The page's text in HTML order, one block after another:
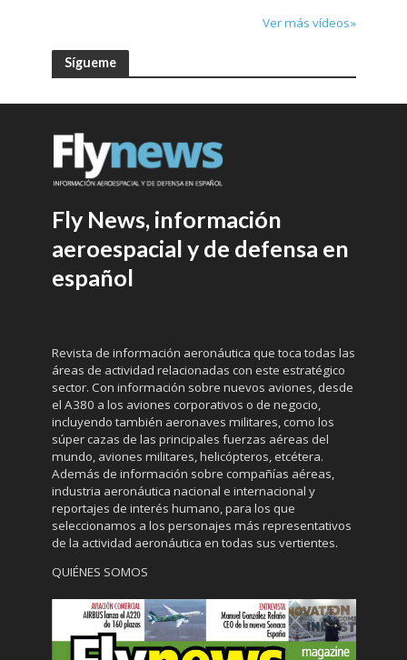
Ver más vídeos»
Sígueme
Fly News, información
aeroespacial y de defensa en
español
Revista de información aeronáutica que toca todas las
áreas de actividad relacionadas con este estratégico
sector. Con información sobre nuevos aviones, desde
el A380 a los aviones corporativos o de negocio,
incluyendo también aeronaves militares, como los
súper cazas de las principales fuerzas aéreas del
mundo, aviones militares, helicópteros, etcétera.
Además de información sobre compañías aéreas,
industria aeronáutica nacional e internacional y
reportajes de interés humano, para los que
seleccionamos a los personajes más representativos
de la actividad aeronáutica en todas sus vertientes.
QUIÉNES SOMOS